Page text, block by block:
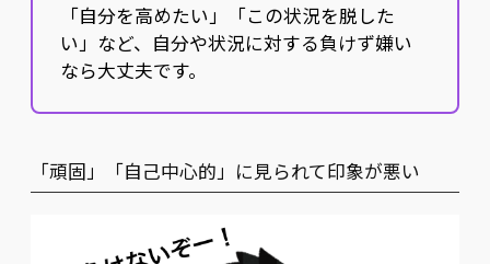
「自分を高めたい」「この状況を脱した
い」など、自分や状況に対する負けず嫌い
なら大丈夫です。
「頑固」「自己中心的」に見られて印象が悪い